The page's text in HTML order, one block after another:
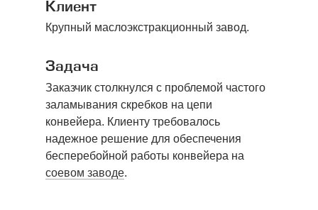
Клиент
Крупный маслоэкстракционный завод.
Задача
Заказчик столкнулся с проблемой частого
заламывания скребков на цепи
конвейера. Клиенту требовалось
надежное решение для обеспечения
бесперебойной работы конвейера на
соевом заводе.